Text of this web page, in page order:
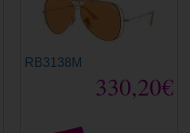
RB3138M
330,20€